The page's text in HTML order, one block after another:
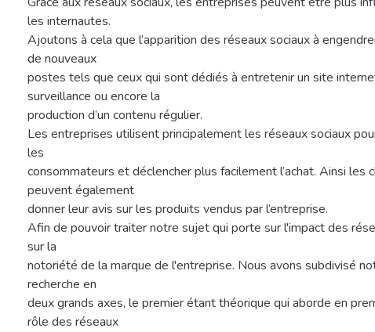
les internautes.
Ajoutons à cela que l’apparition des réseaux sociaux à
de nouveaux
postes tels que ceux qui sont dédiés à entretenir un site
surveillance ou encore la
production d’un contenu régulier.
Les entreprises utilisent principalement les réseaux sociaux
les
consommateurs et déclencher plus facilement l’achat. Ainsi les
peuvent également
donner leur avis sur les produits vendus par l’entreprise.
Afin de pouvoir traiter notre sujet qui porte sur l'impact des
sur la
notoriété de la marque de l'entreprise. Nous avons subdivisé
recherche en
deux grands axes, le premier étant théorique qui aborde en
rôle des réseaux